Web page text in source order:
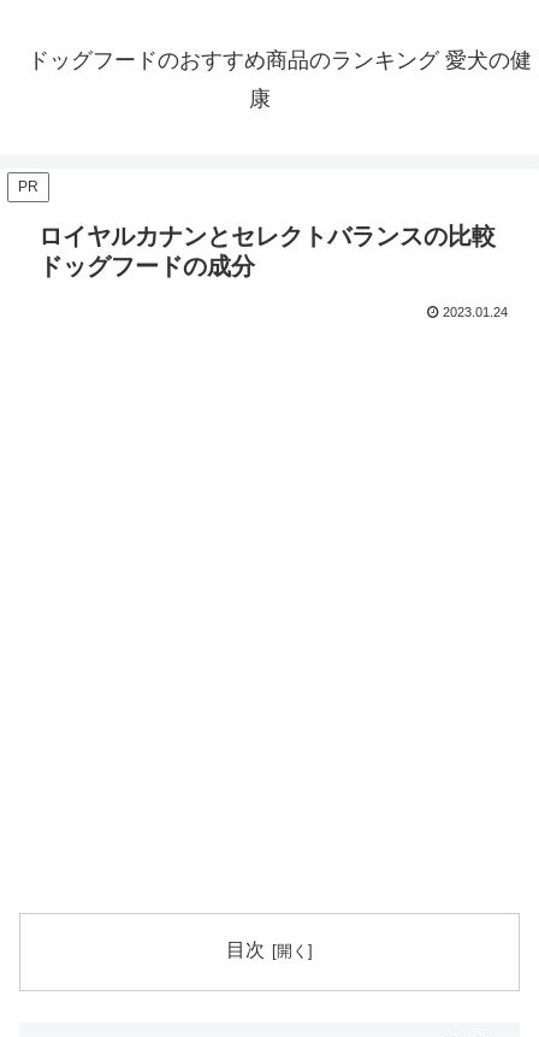
ドッグフードのおすすめ商品のランキング 愛犬の健
康
PR
ロイヤルカナンとセレクトバランスの比較
ドッグフードの成分
2023.01.24
目次